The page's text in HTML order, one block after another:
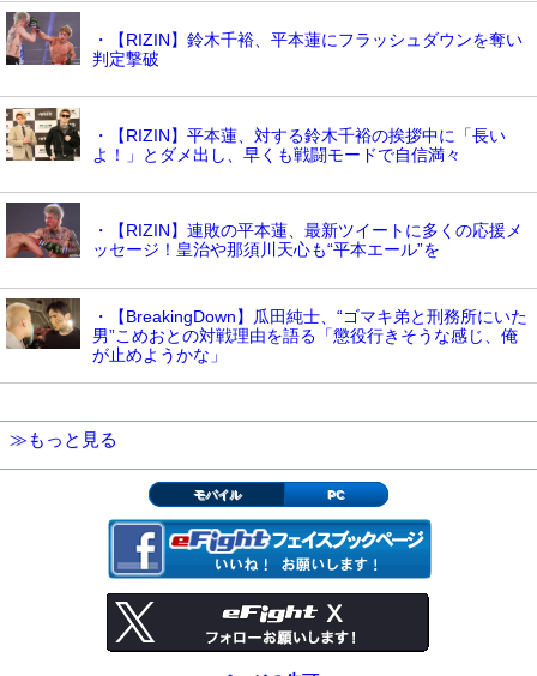
・【RIZIN】鈴木千裕、平本蓮にフラッシュダウンを奪い
判定撃破
・【RIZIN】平本蓮、対する鈴木千裕の挨拶中に「長い
よ！」とダメ出し、早くも戦闘モードで自信満々
・【RIZIN】連敗の平本蓮、最新ツイートに多くの応援メ
ッセージ！皇治や那須川天心も“平本エール”を
・【BreakingDown】瓜田純士、“ゴマキ弟と刑務所にいた
男”こめおとの対戦理由を語る「懲役行きそうな感じ、俺
が止めようかな」
≫もっと見る
モバイル PC